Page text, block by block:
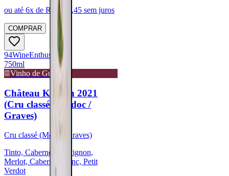
ou até 6x de R$ 449,45 sem juros
COMPRAR
94WineEnthusiast
750ml
Vinho de Guarda
Château Kirwan 2021
(Cru classé - Médoc /
Graves)
Cru classé (Médoc/Graves)
Tinto, Cabernet Sauvignon,
Merlot, Cabernet Franc, Petit
Verdot